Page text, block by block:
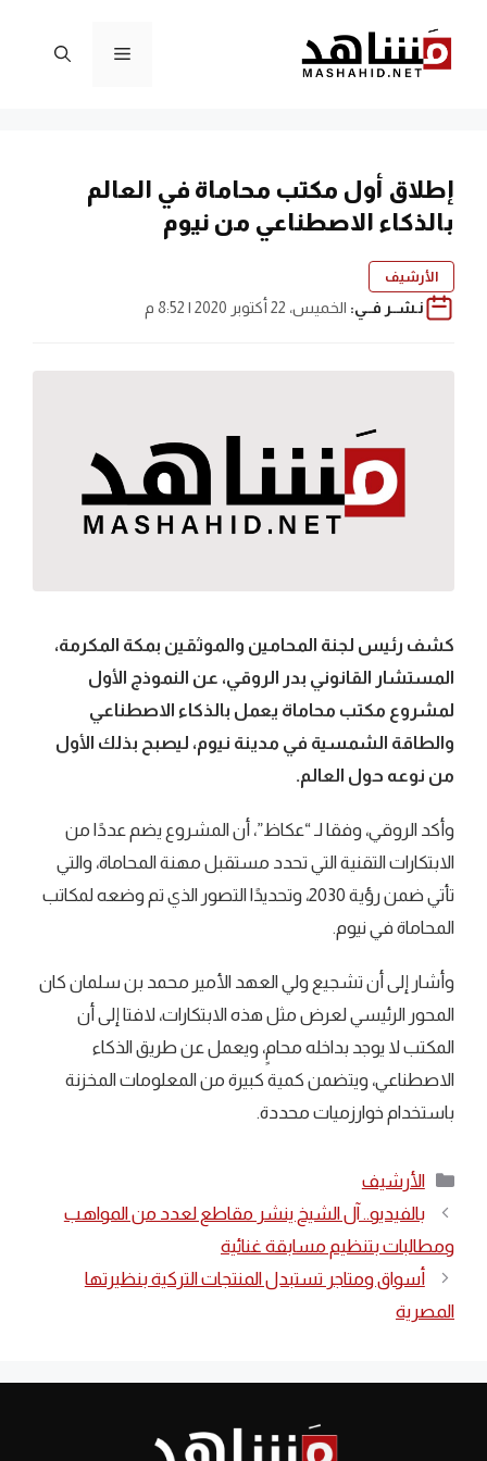
المحتوى
القائمة
إطلاق أول مكتب محاماة في العالم
بالذكاء الاصطناعي من نيوم
الأرشيف
نـشــر فــي: الخميس، 22 أكتوبر 2020 | 8:52 م
كشف رئيس لجنة المحامين والموثقين بمكة المكرمة،
المستشار القانوني بدر الروقي، عن النموذج الأول
لمشروع مكتب محاماة يعمل بالذكاء الاصطناعي
والطاقة الشمسية في مدينة نيوم، ليصبح بذلك الأول
من نوعه حول العالم.
وأكد الروقي، وفقا لـ “عكاظ”، أن المشروع يضم عددًا من
الابتكارات التقنية التي تحدد مستقبل مهنة المحاماة، والتي
تأتي ضمن رؤية 2030، وتحديدًا التصور الذي تم وضعه لمكاتب
المحاماة في نيوم.
وأشار إلى أن تشجيع ولي العهد الأمير محمد بن سلمان كان
المحور الرئيسي لعرض مثل هذه الابتكارات، لافتا إلى أن
المكتب لا يوجد بداخله محامٍ، ويعمل عن طريق الذكاء
الاصطناعي، ويتضمن كمية كبيرة من المعلومات المخزنة
باستخدام خوارزميات محددة.
التصنيفات
الأرشيف
بالفيديو.. آل الشيخ ينشر مقاطع لعدد من المواهب
ومطالبات بتنظيم مسابقة غنائية
أسواق ومتاجر تستبدل المنتجات التركية بنظيرتها
المصرية